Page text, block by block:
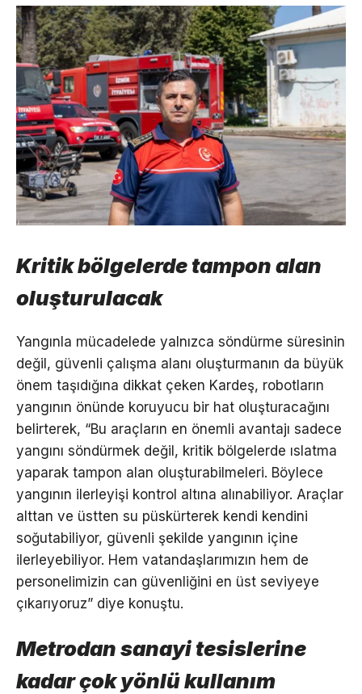
Kritik bölgelerde tampon alan
oluşturulacak
Yangınla mücadelede yalnızca söndürme süresinin
değil, güvenli çalışma alanı oluşturmanın da büyük
önem taşıdığına dikkat çeken Kardeş, robotların
yangının önünde koruyucu bir hat oluşturacağını
belirterek, “Bu araçların en önemli avantajı sadece
yangını söndürmek değil, kritik bölgelerde ıslatma
yaparak tampon alan oluşturabilmeleri. Böylece
yangının ilerleyişi kontrol altına alınabiliyor. Araçlar
alttan ve üstten su püskürterek kendi kendini
soğutabiliyor, güvenli şekilde yangının içine
ilerleyebiliyor. Hem vatandaşlarımızın hem de
personelimizin can güvenliğini en üst seviyeye
çıkarıyoruz” diye konuştu.
Metrodan sanayi tesislerine
kadar çok yönlü kullanım